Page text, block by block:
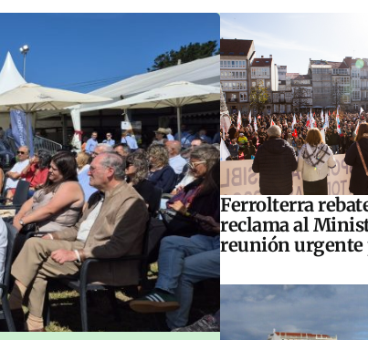
Ferrolterra
reclama al
reunión urgente